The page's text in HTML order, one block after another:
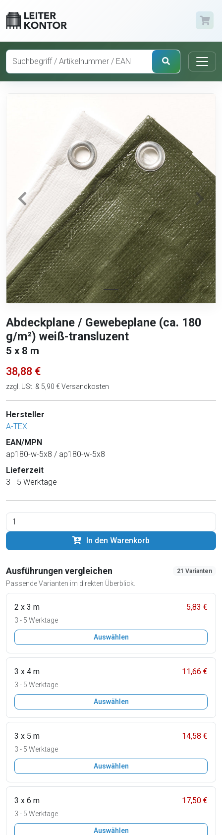
Abdeckplane / Gewebeplane (ca. 180
g/m²) weiß-transluzent
5 x 8 m
38,88 €
zzgl. USt. & 5,90 € Versandkosten
Hersteller
A-TEX
EAN/MPN
ap180-w-5x8 / ap180-w-5x8
Lieferzeit
3 - 5 Werktage
In den Warenkorb
Ausführungen vergleichen
Passende Varianten im direkten Überblick.
21 Varianten
2 x 3 m 5,83 €
3 - 5 Werktage
Auswählen
3 x 4 m 11,66 €
3 - 5 Werktage
Auswählen
3 x 5 m 14,58 €
3 - 5 Werktage
Auswählen
3 x 6 m 17,50 €
3 - 5 Werktage
Auswählen